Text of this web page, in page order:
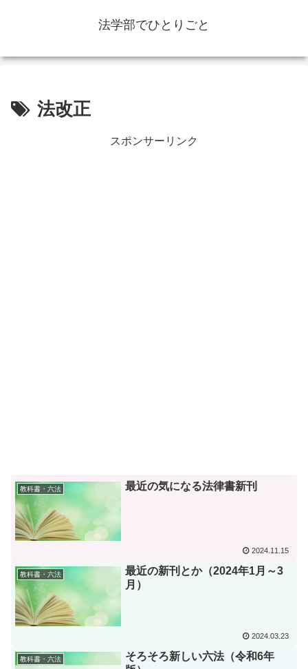
法学部でひとりごと
法改正
スポンサーリンク
教科書・六法 最近の気になる法律書新刊
2024.11.15
教科書・六法
最近の新刊とか（2024年1月～3
月）
2024.03.23
教科書・六法
そろそろ新しい六法（令和6年